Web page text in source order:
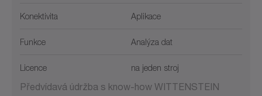
Konektivita Aplikace
Funkce Analýza dat
Licence na jeden stroj
Předvídavá údržba s know-how WITTENSTEIN